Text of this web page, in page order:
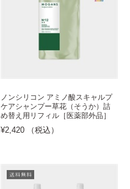
ノンシリコン アミノ酸スキャルプ
ケアシャンプー草花（そうか）詰
め替え用リフィル［医薬部外品］
¥2,420 （税込）